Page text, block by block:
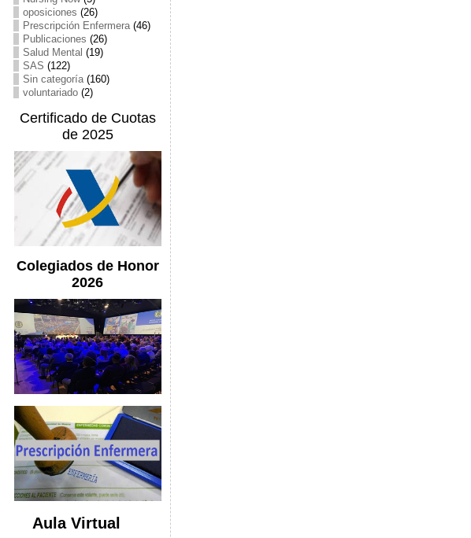
oposiciones (26)
Prescripción Enfermera(46)
Publicaciones (26)
Salud Mental (19)
SAS (122)
Sin categoría(160)
voluntariado(2)
Certificado de Cuotas
de 2025
Colegiados de Honor
2026
Aula Virtual